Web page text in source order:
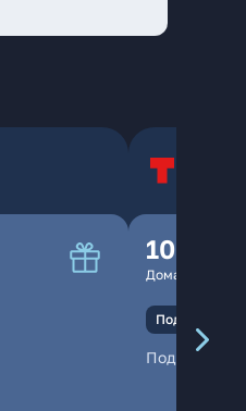
100
Домашний
Подключение